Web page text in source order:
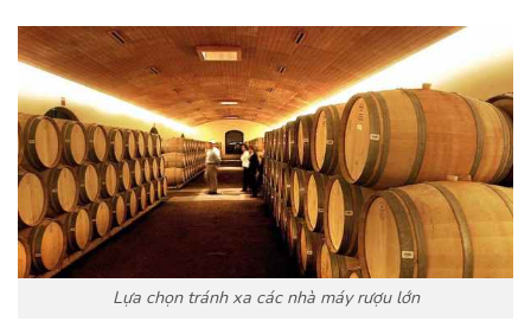
Lựa chọn tránh xa các nhà máy rượu lớn